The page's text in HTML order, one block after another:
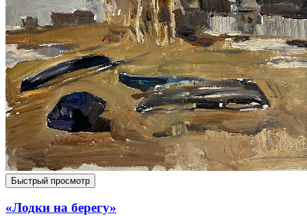
Быстрый просмотр
«Лодки на берегу»